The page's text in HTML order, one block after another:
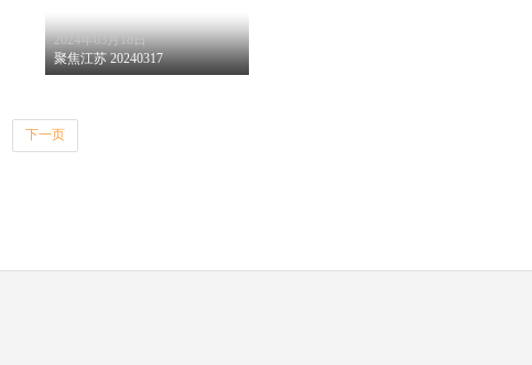
2024年03月18日
聚焦江苏 20240317
下一页